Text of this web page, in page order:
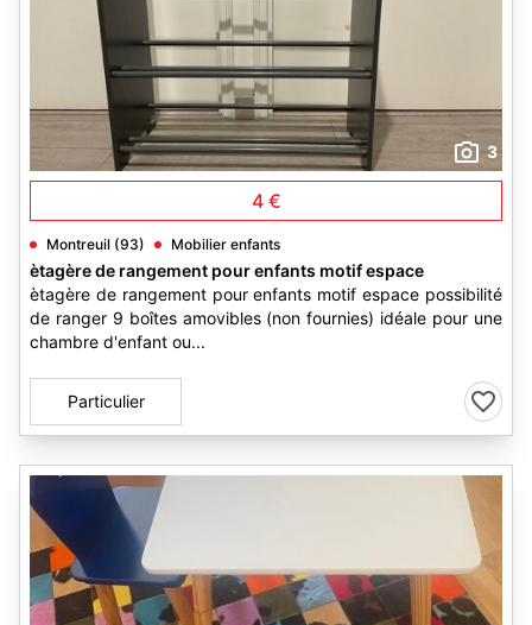
3
4 €
Montreuil (93) Mobilier enfants
ètagère de rangement pour enfants motif espace
ètagère de rangement pour enfants motif espace possibilité
de ranger 9 boîtes amovibles (non fournies) idéale pour une
chambre d'enfant ou...
Particulier